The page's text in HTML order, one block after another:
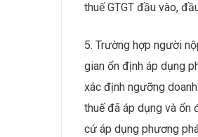
thuế GTGT đầu vào,
5. Trường hợp người
gian ổn định áp dụng
xác định ngưỡng
thuế đã áp dụng và ổn
cứ áp dụng phương